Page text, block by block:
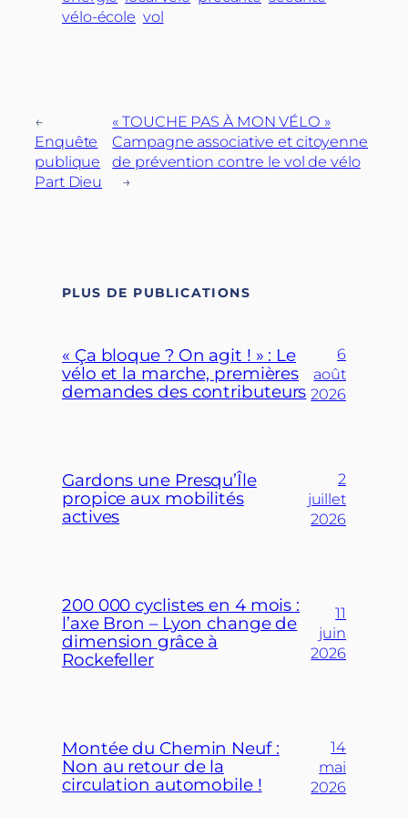
vélo-école vol
←
Enquête
publique
Part Dieu
« TOUCHE PAS À MON VÉLO »
Campagne associative et citoyenne
de prévention contre le vol de vélo
→
PLUS DE PUBLICATIONS
« Ça bloque ? On agit ! » : Le
vélo et la marche, premières
demandes des contributeurs
6
août
2026
Gardons une Presqu’Île
propice aux mobilités
actives
2
juillet
2026
200 000 cyclistes en 4 mois :
l’axe Bron – Lyon change de
dimension grâce à
Rockefeller
11
juin
2026
Montée du Chemin Neuf :
Non au retour de la
circulation automobile !
14
mai
2026